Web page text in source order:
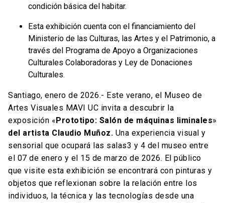
condición básica del habitar.
Esta exhibición cuenta con el financiamiento del
Ministerio de las Culturas, las Artes y el Patrimonio, a
través del Programa de Apoyo a Organizaciones
Culturales Colaboradoras y Ley de Donaciones
Culturales.
Santiago, enero de 2026.- Este verano, el Museo de
Artes Visuales MAVI UC invita a descubrir la
exposición « Prototipo: Salón de máquinas liminales»
del artista Claudio Muñoz. Una experiencia visual y
sensorial que ocupará las salas3 y 4 del museo entre
el 07 de enero y el 15 de marzo de 2026. El público
que visite esta exhibición se encontrará con pinturas y
objetos que reflexionan sobre la relación entre los
individuos, la técnica y las tecnologías desde una